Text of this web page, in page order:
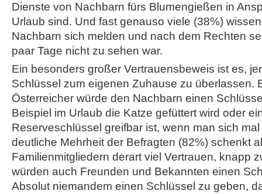
Dienste von Nachbarn fürs Blumengießen in
Urlaub sind. Und fast genauso viele (38%)
Nachbarn sich melden und nach dem Rechten
paar Tage nicht zu sehen war.
Ein besonders großer Vertrauensbeweis ist es,
Schlüssel zum eigenen Zuhause zu überlassen.
Österreicher würde den Nachbarn einen
Beispiel im Urlaub die Katze gefüttert wird oder
Reserveschlüssel greifbar ist, wenn man sich
deutliche Mehrheit der Befragten (82%) schenkt
Familienmitgliedern derart viel Vertrauen, knapp
würden auch Freunden und Bekannten einen
Absolut niemandem einen Schlüssel zu geben,